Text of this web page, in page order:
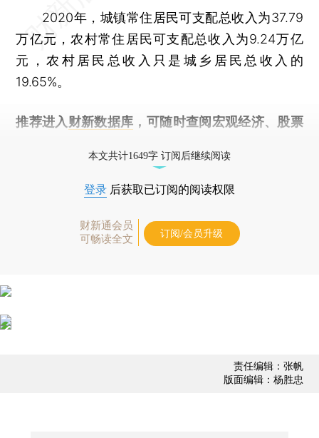
2020年，城镇常住居民可支配总收入为37.79
万亿元，农村常住居民可支配总收入为9.24万亿
元，农村居民总收入只是城乡居民总收入的
19.65%。
推荐进入 财新数据库 ，可随时查阅宏观经济、股票
本文共计1649字 订阅后继续阅读
登录 后获取已订阅的阅读权限
财新通会员
可畅读全文
订阅/会员升级
责任编辑：张帆
版面编辑：杨胜忠